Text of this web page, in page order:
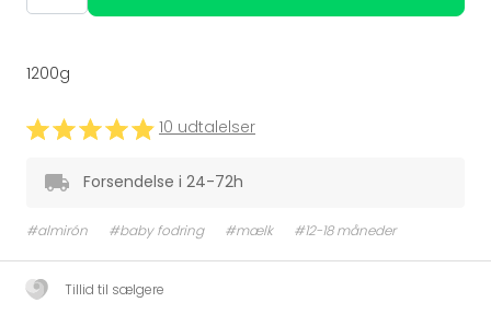
1200g
10 udtalelser
Forsendelse i 24-72h
#almirón #baby fodring #mælk #12-18 måneder
Tillid til sælgere